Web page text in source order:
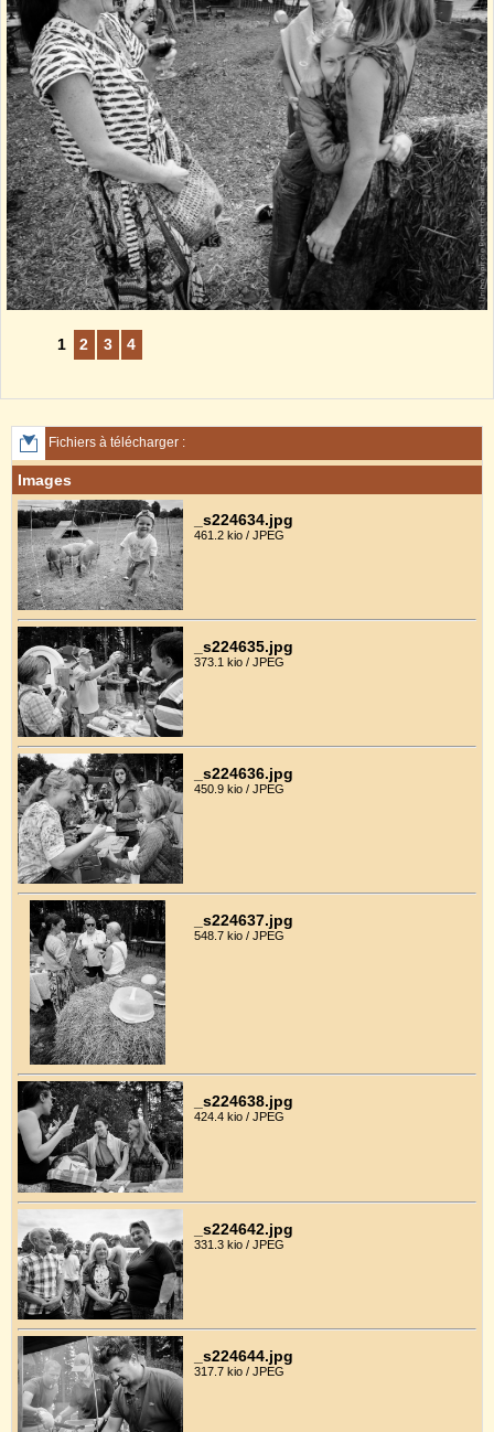
1 2 3 4
Fichiers à télécharger :
Images
_s224634.jpg
461.2 kio / JPEG
_s224635.jpg
373.1 kio / JPEG
_s224636.jpg
450.9 kio / JPEG
_s224637.jpg
548.7 kio / JPEG
_s224638.jpg
424.4 kio / JPEG
_s224642.jpg
331.3 kio / JPEG
_s224644.jpg
317.7 kio / JPEG